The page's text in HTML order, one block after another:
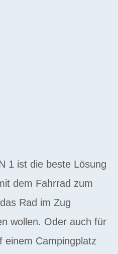
1 ist die beste Lösung
dem Fahrrad zum
Rad im Zug
wollen. Oder auch für
einem Campingplatz